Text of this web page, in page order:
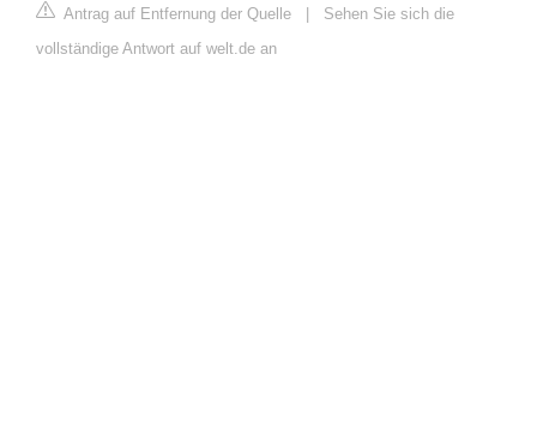
Antrag auf Entfernung der Quelle | Sehen Sie sich die
vollständige Antwort auf welt.de an